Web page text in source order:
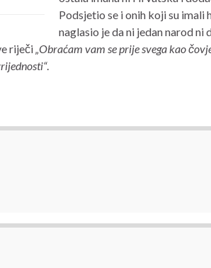
Podsjetio se i onih koji su
naglasio je da ni jedan narod
riječi„Obraćam vam se prije svega kao
.